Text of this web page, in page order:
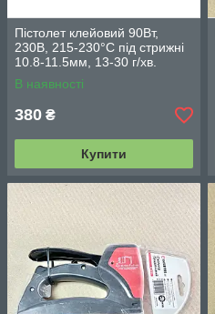
Пістолет клейовий 90Вт,
230В, 215-230°C під стрижні
10.8-11.5мм, 13-30 г/хв.
INTERTOOL RT-1105
В наявності
380 ₴
Купити